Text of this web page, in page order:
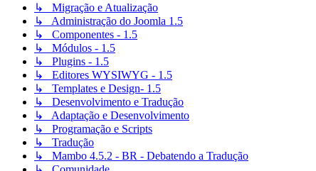
↳ Migração e Atualização
↳ Administração do Joomla 1.5
↳ Componentes - 1.5
↳ Módulos - 1.5
↳ Plugins - 1.5
↳ Editores WYSIWYG - 1.5
↳ Templates e Design- 1.5
↳ Desenvolvimento e Tradução
↳ Adaptação e Desenvolvimento
↳ Programação e Scripts
↳ Tradução
↳ Mambo 4.5.2 - BR - Debatendo a Tradução